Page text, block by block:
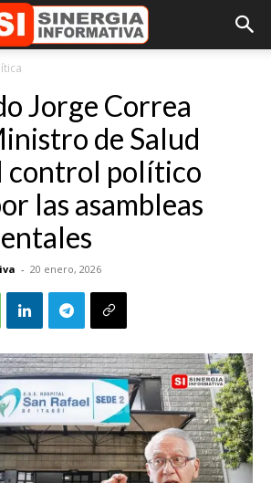
Jorge Correa
de Salud
control político
las asambleas
- 20 enero, 2026